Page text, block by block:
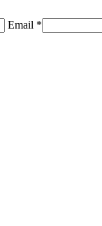
Email *